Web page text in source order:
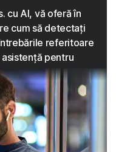
cu AI, vă oferă în
cum să detectați
referitoare
pentru